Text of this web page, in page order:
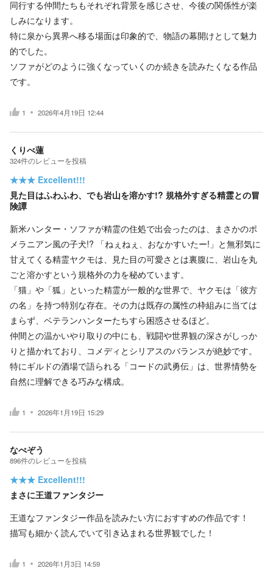
同行する仲間たちもそれぞれ背景を感じさせ、今後の関係性が楽
しみになります。
特に泉から異界へ移る場面は印象的で、物語の幕開けとして魅力
的でした。
ソファがどのように強くなっていくのか続きを読みたくなる作品
です。
1 2026年4月19日 12:44
くりべ蓮
324件のレビューを投稿
★★★ Excellent!!!
見た目はふわふわ、でも岩山を溶かす!? 規格外すぎる精霊との冒
険譚
新米ハンター・ソファが精霊の住処で出会ったのは、まさかのポ
メラニアン風の子犬!? 「ねぇねぇ、おなかすいたー!」と無邪気に
甘えてくる精霊ヤクモは、見た目の可愛さとは裏腹に、岩山を丸
ごと溶かすという規格外の力を秘めています。
「猫」や「狐」といった精霊が一般的な世界で、ヤクモは「彼方
の名」を持つ特別な存在。その力は既存の属性の枠組みに当ては
まらず、ベテランハンターたちすら困惑させるほど。
仲間との温かいやり取りの中にも、戦闘や世界観の深さがしっか
りと描かれており、コメディとシリアスのバランスが絶妙です。
特にギルドの酒場で語られる「コードの武勇伝」は、世界情勢を
自然に理解できる巧みな構成。
1 2026年1月19日 15:29
なべぞう
896件のレビューを投稿
★★★ Excellent!!!
まさに王道ファンタジー
王道なファンタジー作品を読みたい方におすすめの作品です！
描写も細かく読んでいて引き込まれる世界観でした！
1 2026年1月3日 14:59